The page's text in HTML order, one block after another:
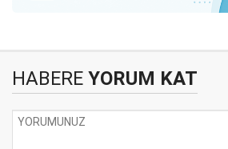
HABERE YORUM KAT